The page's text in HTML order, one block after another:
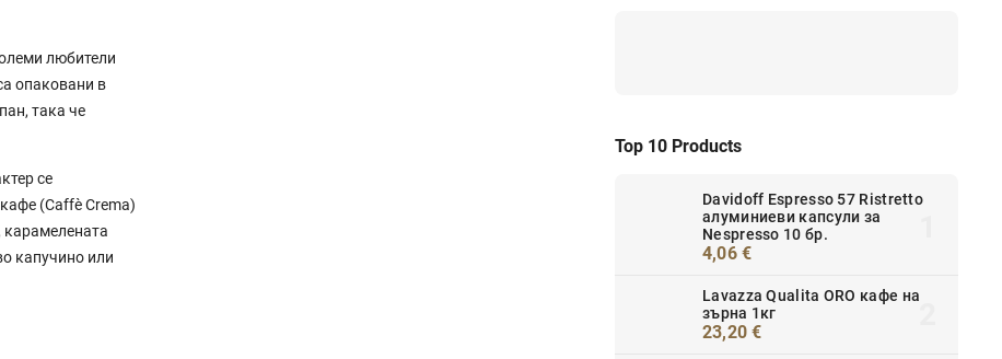
Top 10 Products
Davidoff Espresso 57 Ristretto
алуминиеви капсули за
Nespresso 10 бр.
4,06 €
Lavazza Qualita ORO кафе на
зърна 1кг
23,20 €
любители
опаковани в
така че
се
(Caffè Crema)
карамелената
капучино или